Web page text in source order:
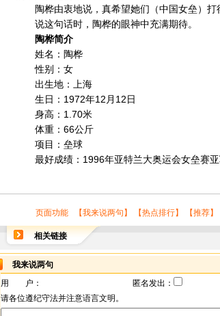
陶桦由衷地说，真希望她们（中国女垒）打
说这句话时，陶桦的眼神中充满期待。
陶桦简介
姓名：陶桦
性别：女
出生地：上海
生日：1972年12月12日
身高：1.70米
体重：66公斤
项目：垒球
最好成绩：1996年亚特兰大奥运会女垒赛
页面功能 【我来说两句 】 【热点排行】 【推荐】
相关链接
我来说两句
用 户：
匿名发出：
请各位遵纪守法并注意语言文明。